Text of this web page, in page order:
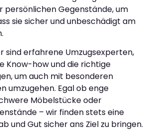
persönlichen Gegenstände, um
sie sicher und unbeschädigt am
sind erfahrene Umzugsexperten,
Know-how und die richtige
um auch mit besonderen
umzugehen. Egal ob enge
Möbelstücke oder
– wir finden stets eine
und Gut sicher ans Ziel zu bringen.